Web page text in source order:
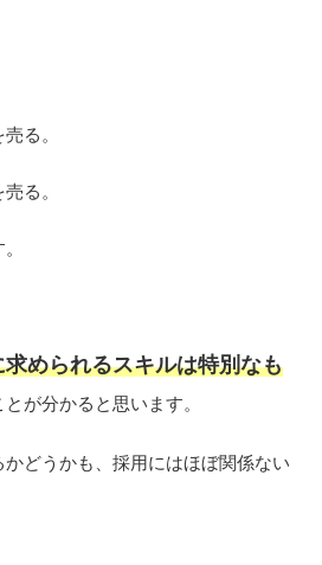
る。
る。
められるスキルは特別なも
とが分かると思います。
どうかも、採用にはほぼ関係ない